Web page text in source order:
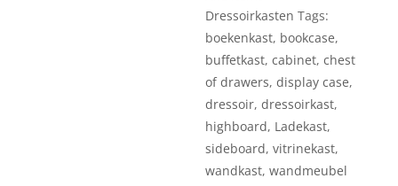
Dressoirkasten Tags:
boekenkast, bookcase,
buffetkast,cabinet,chest
of drawers,display case,
dressoir,dressoirkast,
highboard, Ladekast,
sideboard,vitrinekast,
wandkast,wandmeubel